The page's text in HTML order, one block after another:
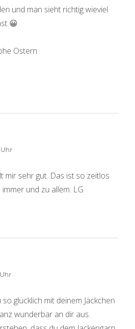
und man sieht richtig wieviel
😀
Ostern
Uhr
mir sehr gut. Das ist so zeitlos
und zu allem. LG
glücklich mit deinem Jäckchen
wunderbar an dir aus.